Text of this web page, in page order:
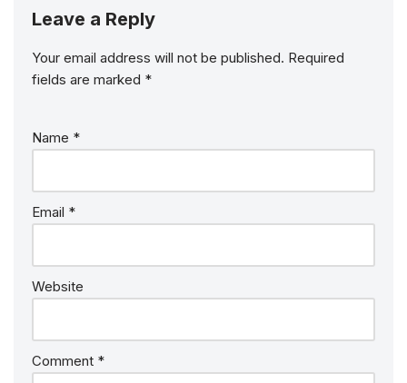
Leave a Reply
Your email address will not be published. Required
fields are marked *
Name *
Email *
Website
Comment *